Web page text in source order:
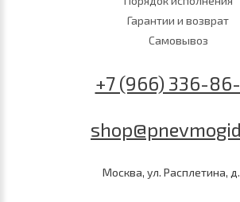
Гарантии и возврат
Самовывоз
+7 (966) 336-
Москва, ул. Расплетина, д.